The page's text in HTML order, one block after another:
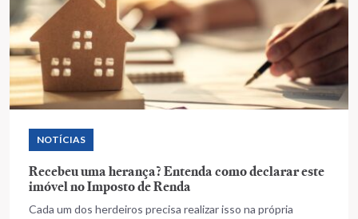
NOTÍCIAS
Recebeu uma herança? Entenda como declarar este
imóvel no Imposto de Renda
Cada um dos herdeiros precisa realizar isso na própria